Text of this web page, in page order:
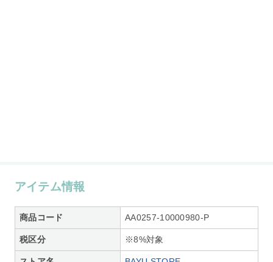
アイテム情報
商品コード AA0257-10000980-P
税区分 ※8%対象